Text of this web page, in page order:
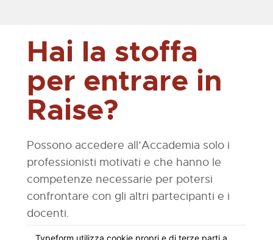
Hai la stoffa
per entrare in
Raise?
Possono accedere all’Accademia solo i
professionisti motivati e che hanno le
competenze necessarie per potersi
confrontare con gli altri partecipanti e i
docenti.